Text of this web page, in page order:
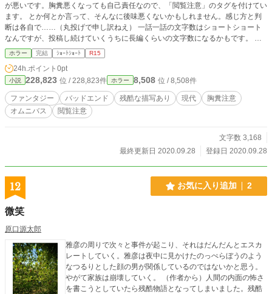
が悪いです。胸糞悪くなっても自己責任なので、「閲覧注意」のタグを付けてい
ます。 とか何とか言って、そんなに後味悪くないかもしれません。感じ方と判
断は各自で……（丸投げで申し訳ねえ） 一話一話の文字数はショートショート
なんですが、投稿し続けていくうちに長編くらいの文字数になるかもです。 一
話完結の話ばかりを投稿しますので常に「完結」と表記されますが、ほぼ永久更
新と思っていただいて大丈夫です。ただ、バッドエンド好きな作者のその時思い
ついたものを上げていきますので、更新速度は超絶マイペースです申し訳ありま
せん<(_ _)>〈 ｺﾞﾝ!〕
ホラー 完結 ｼｮｰﾄｼｮｰﾄ R15
24h.ポイント 0pt
小説 228,823 位 / 228,823件 ホラー 8,508 位 / 8,508件
ファンタジー バッドエンド 残酷な描写あり 現代
胸糞注意
オムニバス
閲覧注意
文字数 3,168
最終更新日 2020.09.28
登録日 2020.09.28
12 お気に入り追加 2
微笑
原口源太郎
雅彦の周りで次々と事件が起こり、それはだんだんとエスカ
レートしていく。雅彦は夜中に見かけたのっぺらぼうのよう
なつるりとした顔の男が関係しているのではないかと思う。
やがて家族は崩壊していく。 （作者から）人間の内面の怖さ
を書こうとしていたら残酷物語となってしまいました。残酷